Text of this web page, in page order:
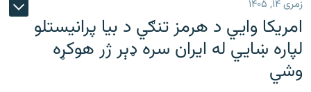
زمری ۱۴, ۱۴۰۵
امریکا وايي د هرمز تنګي د بیا پرانیستلو
لپاره ښایي له ایران سره ډېر ژر هوکړه
وشي